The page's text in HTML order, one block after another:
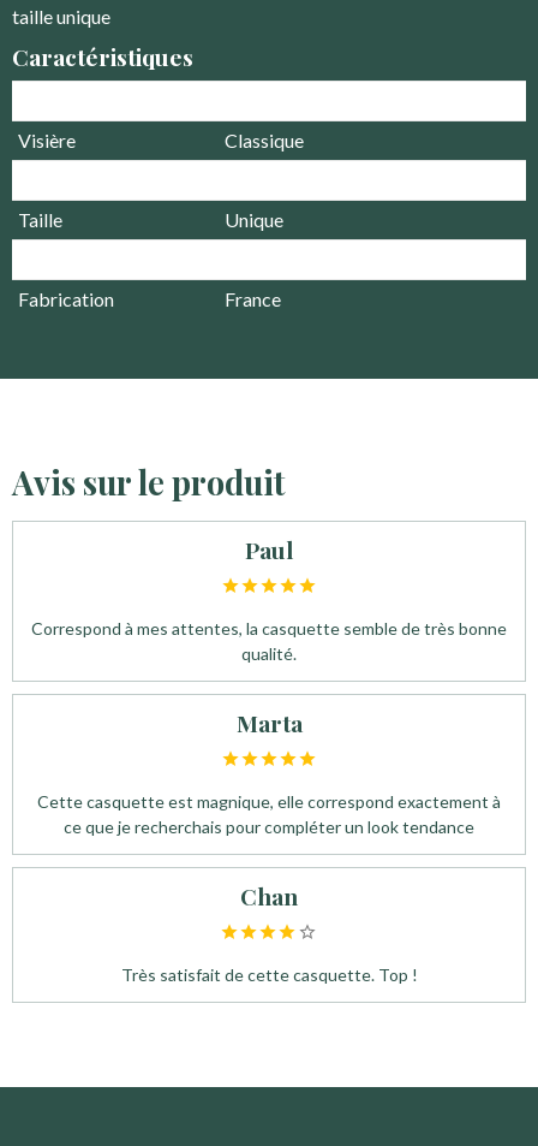
taille unique
Caractéristiques
Visière
Classique
Taille
Unique
Fabrication
France
Avis sur le produit
Paul
Correspond à mes attentes, la casquette semble de très bonne
qualité.
Marta
Cette casquette est magnique, elle correspond exactement à
ce que je recherchais pour compléter un look tendance
Chan
Très satisfait de cette casquette. Top !